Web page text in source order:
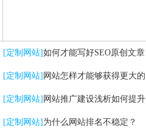
[定制网站]如何才能写好SEO原创文章
[定制网站] 网站怎样才能够获得更大的
流量？
[定制网站] 网站推广建设浅析如何提升
用户体验
[定制网站] 为什么网站排名不稳定？